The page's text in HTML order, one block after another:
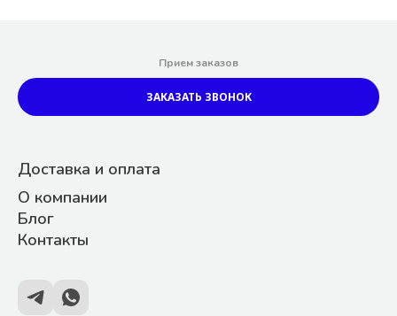
Доставка и оплата
О компании
Блог
Контакты
Прием заказов
ЗАКАЗАТЬ ЗВОНОК